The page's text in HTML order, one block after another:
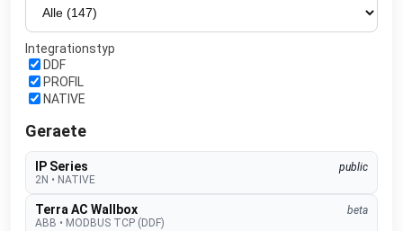
Integrationstyp
DDF
PROFIL
NATIVE
Geraete
IP Series
public
2N • NATIVE
Terra AC Wallbox
beta
ABB • MODBUS TCP (DDF)